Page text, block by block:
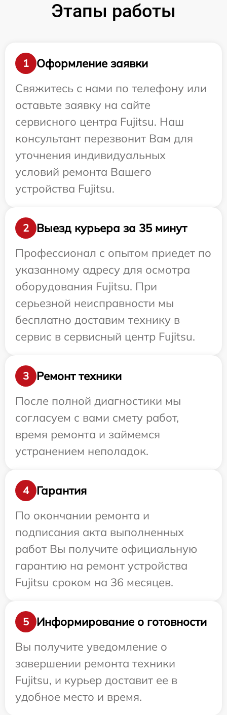
Этапы работы
1
Оформление заявки
Свяжитесь с нами по телефону или
оставьте заявку на сайте
сервисного центра Fujitsu. Наш
консультант перезвонит Вам для
уточнения индивидуальных
условий ремонта Вашего
устройства Fujitsu.
2
Выезд курьера за 35 минут
Профессионал с опытом приедет по
указанному адресу для осмотра
оборудования Fujitsu. При
серьезной неисправности мы
бесплатно доставим технику в
сервис в сервисный центр Fujitsu.
3
Ремонт техники
После полной диагностики мы
согласуем с вами смету работ,
время ремонта и займемся
устранением неполадок.
4
Гарантия
По окончании ремонта и
подписания акта выполненных
работ Вы получите официальную
гарантию на ремонт устройства
Fujitsu сроком на 36 месяцев.
5
Информирование о готовности
Вы получите уведомление о
завершении ремонта техники
Fujitsu, и курьер доставит ее в
удобное место и время.